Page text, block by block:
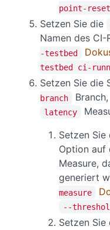
point-reset
Setzen Sie die
Namen des CI-
-testbed
testbed ci-
Setzen Sie die
branch
Branch,
latency
Setzen Sie
Option auf
Measure,
generiert
measure
--
Setzen Sie